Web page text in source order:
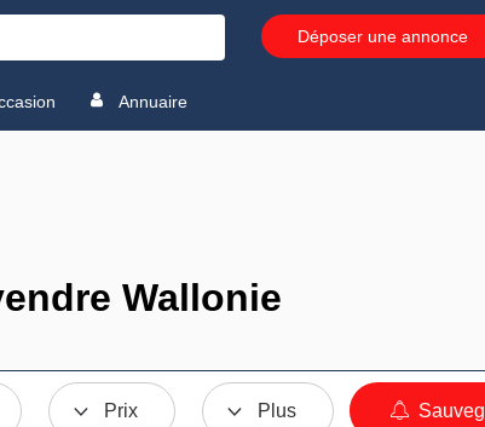
Déposer une annonce
Annuaire
Wallonie
Prix Plus